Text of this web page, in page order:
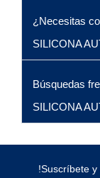
¿Necesitas
SILICONA
Búsquedas
SILICONA
!Suscríbete